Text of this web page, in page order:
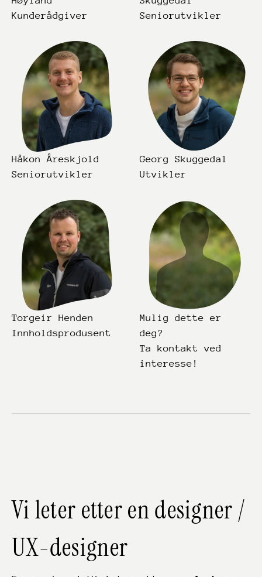
Kunderådgiver
Seniorutvikler
Håkon Åreskjold
Seniorutvikler
Georg Skuggedal
Utvikler
Torgeir Henden
Innholdsprodusent
Mulig dette er
deg?
Ta kontakt ved
interesse!
Vi leter etter en designer /
UX-designer